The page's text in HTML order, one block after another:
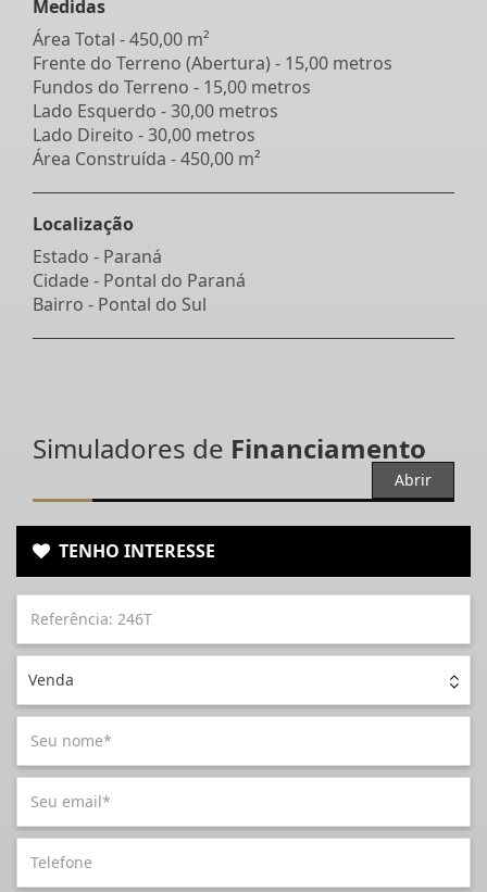
Medidas
Área Total - 450,00 m²
Frente do Terreno (Abertura) - 15,00 metros
Fundos do Terreno - 15,00 metros
Lado Esquerdo - 30,00 metros
Lado Direito - 30,00 metros
Área Construída - 450,00 m²
Localização
Estado - Paraná
Cidade - Pontal do Paraná
Bairro - Pontal do Sul
Simuladores de Financiamento
Abrir
TENHO INTERESSE
Venda